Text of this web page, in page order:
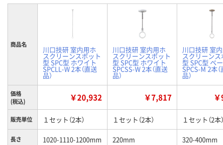
商品名
川口技研 室内用ホ
スクリーンスポット
型 SPC型 ホワイト
SPCLL-W 2本（直送
品）
川口技研 室内用ホ
スクリーンスポット
型 SPC型 ホワイト
SPCSS-W 2本（直送
品）
川口技研 室
スクリーンス
型 SPC型 ベ
SPCS-M 2本
品）
価格
(税込)
￥20,932 ￥7,817
販売単位 １セット（2本） １セット（2本） １セット（2本
長さ 1020-1110-1200mm 220mm 320-400mm